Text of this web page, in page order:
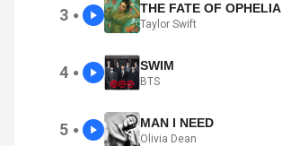
3 ● THE FATE OF OPHELIA
Taylor Swift
4 ● SWIM
BTS
5 ● MAN I NEED
Olivia Dean